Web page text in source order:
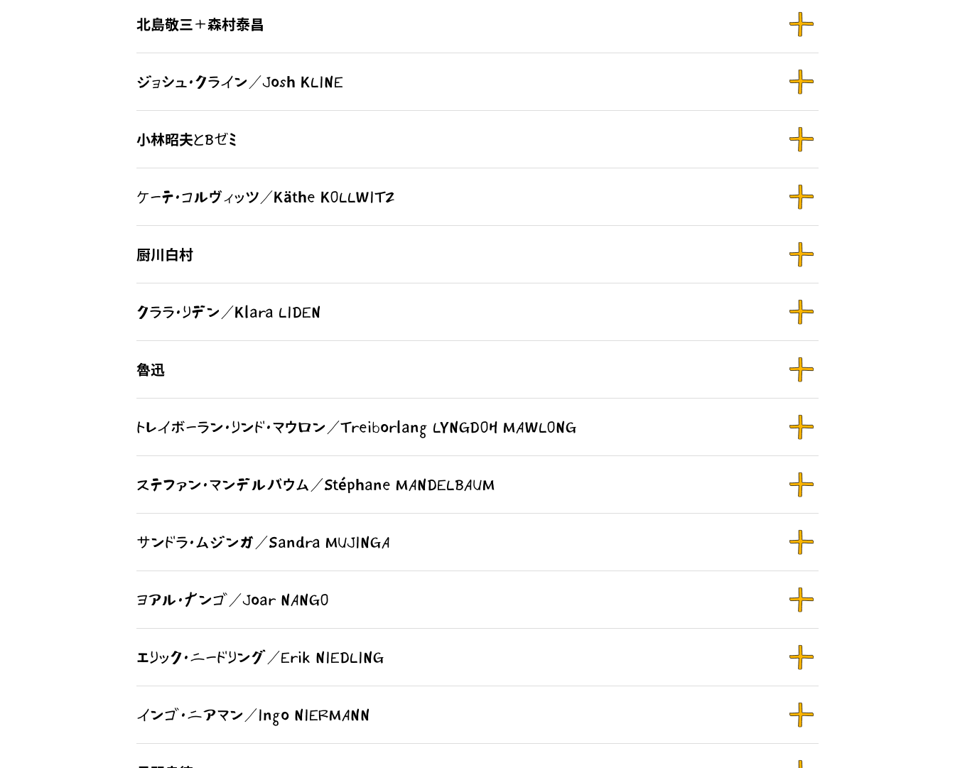
北島敬三＋森村泰昌
ジョシュ・クライン／Josh KLINE
小林昭夫とBゼミ
ケーテ・コルヴィッツ／Käthe KOLLWITZ
厨川白村
クララ・リデン／Klara LIDEN
魯迅
トレイボーラン・リンド・マウロン／Treiborlang LYNGDOH MAWLONG
ステファン・マンデルバウム／Stéphane MANDELBAUM
サンドラ・ムジンガ／Sandra MUJINGA
ヨアル・ナンゴ／Joar NANGO
エリック・ニードリング／Erik NIEDLING
インゴ・ニアマン／Ingo NIERMANN